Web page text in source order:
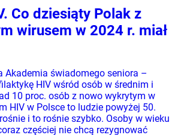
Co dziesiąty Polak z
wirusem w 2024 r. miał
Akademia świadomego seniora –
HIV wśród osób w średnim i
10 proc. osób z nowo wykrytym w
HIV w Polsce to ludzie powyżej 50.
i to rośnie szybko. Osoby w wieku
częściej nie chcą rezygnować